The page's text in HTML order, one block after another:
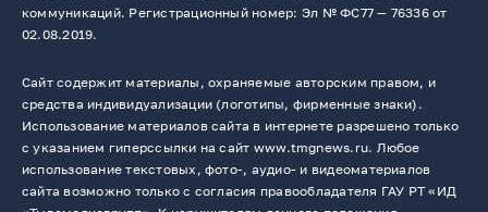
коммуникаций. Регистрационный номер: Эл № ФС77 — 76336 от
02.08.2019.
Сайт содержит материалы, охраняемые авторским правом, и
средства индивидуализации (логотипы, фирменные знаки).
Использование материалов сайта в интернете разрешено только
с указанием гиперссылки на сайт www.tmgnews.ru. Любое
использование текстовых, фото-, аудио- и видеоматериалов
сайта возможно только с согласия правообладателя ГАУ РТ «ИД